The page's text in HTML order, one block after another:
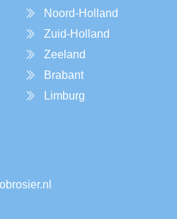
Noord-Holland
Zuid-Holland
Zeeland
Brabant
Limburg